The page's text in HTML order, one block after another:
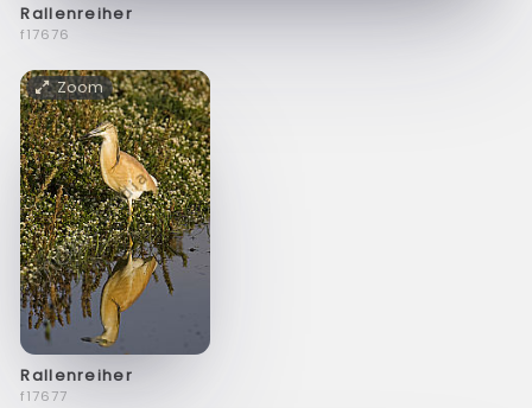
Rallenreiher
f17676
Zoom
Rallenreiher
f17677